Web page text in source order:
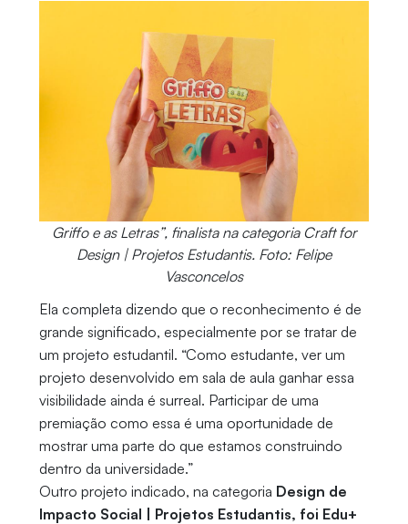
Griffo e as Letras”, finalista na categoria Craft for
Design | Projetos Estudantis. Foto: Felipe
Vasconcelos
Ela completa dizendo que o reconhecimento é de
grande significado, especialmente por se tratar de
um projeto estudantil. “Como estudante, ver um
projeto desenvolvido em sala de aula ganhar essa
visibilidade ainda é surreal. Participar de uma
premiação como essa é uma oportunidade de
mostrar uma parte do que estamos construindo
dentro da universidade.”
Outro projeto indicado, na categoria Design de
Impacto Social | Projetos Estudantis, foi Edu+